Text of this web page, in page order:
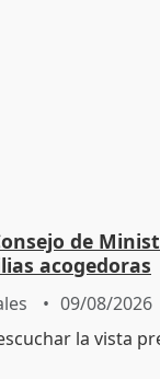
de
acogedoras
09/08/2026